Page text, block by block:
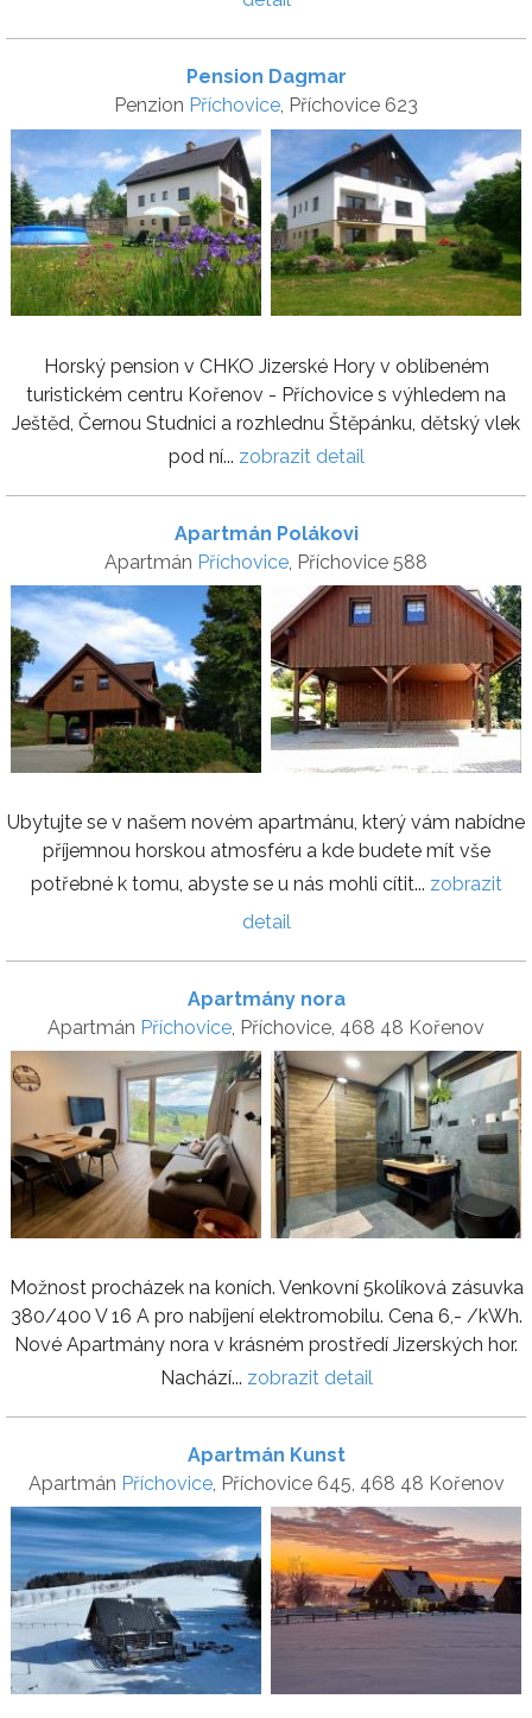
Pension Dagmar
Penzion Příchovice, Příchovice 623
Horský pension v CHKO Jizerské Hory v oblíbeném
turistickém centru Kořenov - Příchovice s výhledem na
Ještěd, Černou Studnici a rozhlednu Štěpánku, dětský vlek
pod ní... zobrazit detail
Apartmán Polákovi
Apartmán Příchovice , Příchovice 588
Ubytujte se v našem novém apartmánu, který vám nabídne
příjemnou horskou atmosféru a kde budete mít vše
potřebné k tomu, abyste se u nás mohli cítit... zobrazit
detail
Apartmány nora
Apartmán Příchovice, Příchovice, 468 48 Kořenov
Možnost procházek na koních. Venkovní 5kolíková zásuvka
380/400 V 16 A pro nabíjení elektromobilu. Cena 6,- /kWh.
Nové Apartmány nora v krásném prostředí Jizerských hor.
Nachází... zobrazit detail
Apartmán Kunst
Apartmán Příchovice, Příchovice 645, 468 48 Kořenov